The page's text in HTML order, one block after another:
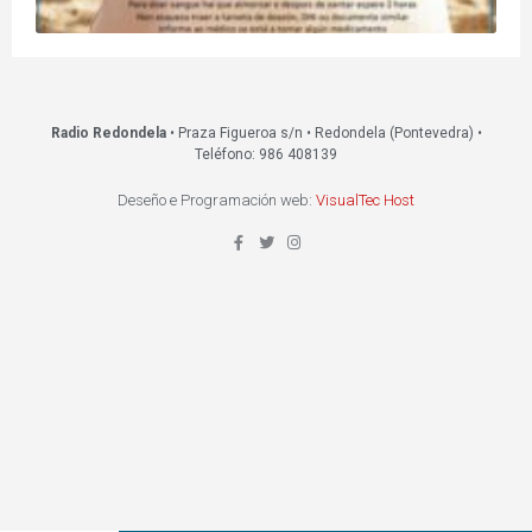
Radio Redondela• Praza Figueroa s/n • Redondela (Pontevedra) •
Teléfono: 986 408139
Deseño e Programación web: VisualTec Host